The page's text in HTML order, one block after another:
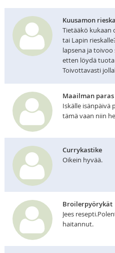
Kuusamon
Tietääkö kukaan
tai Lapin
lapsena ja
etten löydä
Toivottavasti
Maailman
Iskälle isänpäivä
tämä vaan niin
Currykastike
Oikein hyvää.
Broilerpyörykät
Jees
haitannut.